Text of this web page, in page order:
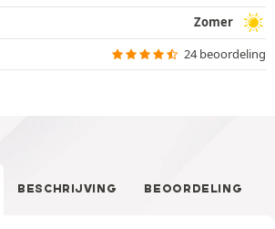
Zomer
24 beoordeling
BESCHRIJVING BEOORDELING